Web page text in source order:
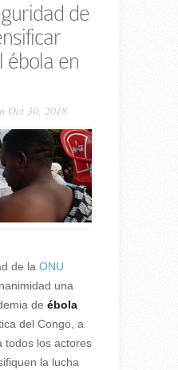
de
ébola en
Oct 30, 2018
de laONU
una
de ébola
del Congo, a
todos los actores
la lucha